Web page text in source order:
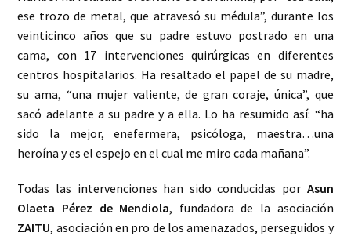
ese trozo de metal, que atravesó su médula”, durante los
veinticinco años que su padre estuvo postrado en una
cama, con 17 intervenciones quirúrgicas en diferentes
centros hospitalarios. Ha resaltado el papel de su madre,
su ama, “una mujer valiente, de gran coraje, única”, que
sacó adelante a su padre y a ella. Lo ha resumido así: “ha
sido la mejor, enefermera, psicóloga, maestra…una
heroína y es el espejo en el cual me miro cada mañana”.
Todas las intervenciones han sido conducidas por Asun
Olaeta Pérez de Mendiola, fundadora de la asociación
ZAITU, asociación en pro de los amenazados, perseguidos y